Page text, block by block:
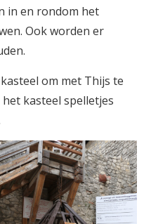
in en rondom het
Ook worden er
om met Thijs te
kasteel spelletjes